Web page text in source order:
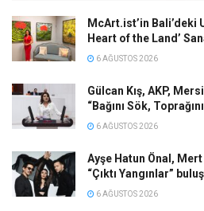
McArt.ist’in Bali’deki
Heart of the Land’
6 AĞUSTOS 2026
Gülcan Kış, AKP,
“Bağını Sök,
6 AĞUSTOS 2026
Ayşe Hatun Önal,
“Çıktı Yangınlar”
6 AĞUSTOS 2026